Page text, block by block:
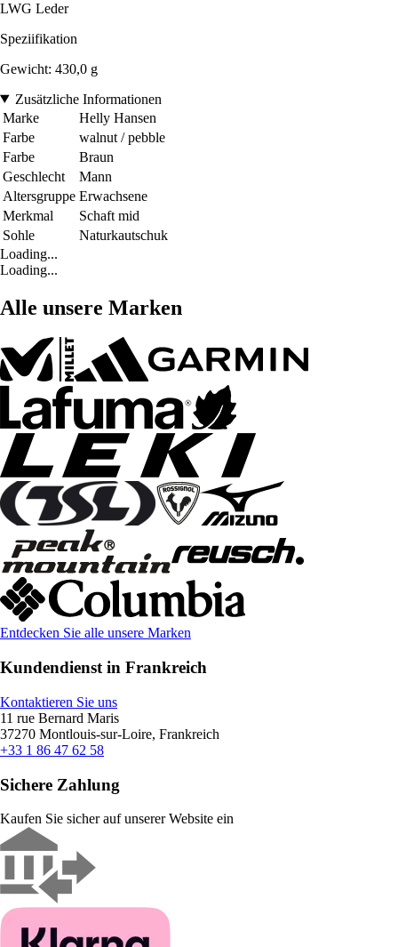
LWG Leder
Speziifikation
Gewicht: 430,0 g
Zusätzliche Informationen
Marke
Helly Hansen
Farbe
walnut / pebble
Farbe
Braun
Geschlecht
Mann
Altersgruppe Erwachsene
Merkmal
Schaft mid
Sohle
Naturkautschuk
Loading...
Loading...
Alle unsere Marken
Entdecken Sie alle unsere Marken
Kundendienst in Frankreich
Kontaktieren Sie uns
11 rue Bernard Maris
37270 Montlouis-sur-Loire, Frankreich
+33 1 86 47 62 58
Sichere Zahlung
Kaufen Sie sicher auf unserer Website ein